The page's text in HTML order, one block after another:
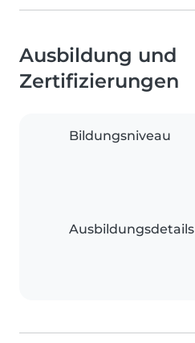
Ausbildung und
Zertifizierungen
Bildungsniveau
Ausbildungsdetails